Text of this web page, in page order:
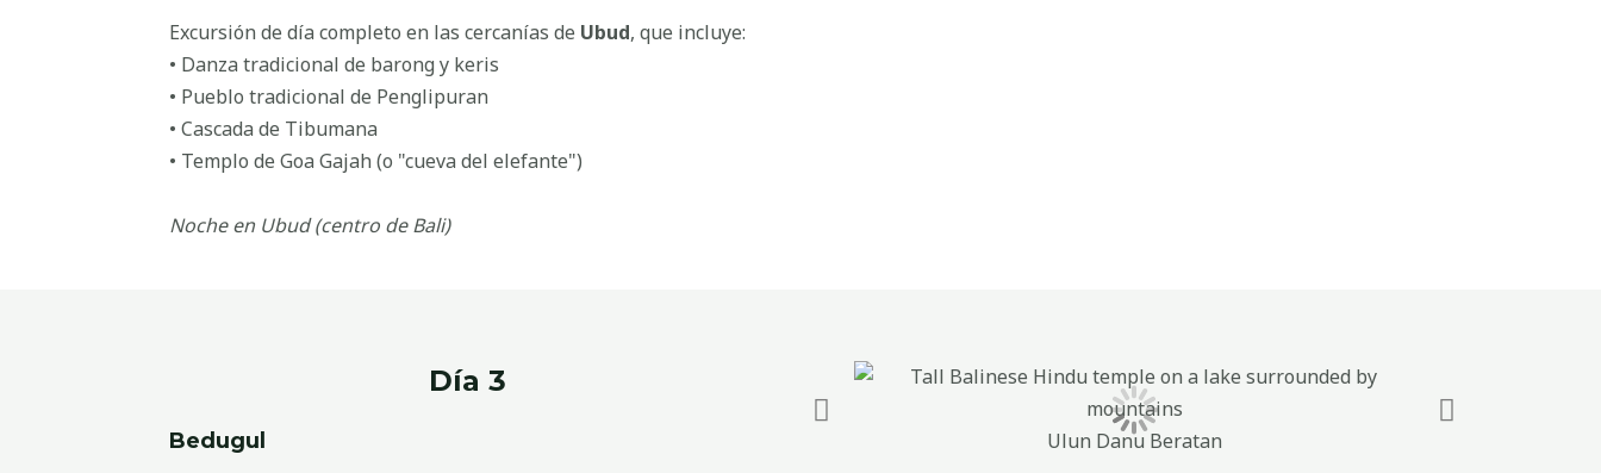
Excursión de día completo en las cercanías de Ubud, que incluye:
• Danza tradicional de barong y keris
• Pueblo tradicional de Penglipuran
• Cascada de Tibumana
• Templo de Goa Gajah (o "cueva del elefante")
Noche en Ubud (centro de Bali)
Día 3
Bedugul
Ulun Danu Beratan